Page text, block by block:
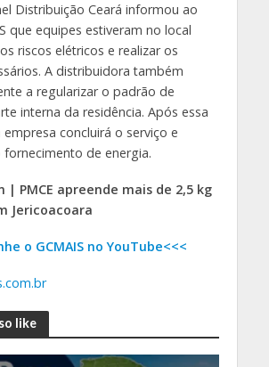
Distribuição Ceará informou ao
que equipes estiveram no local
riscos elétricos e realizar os
A distribuidora também
a regularizar o padrão de
interna da residência. Após essa
concluirá o serviço e
de energia.
| PMCE apreende mais de 2,5 kg
Jericoacoara
o GCMAIS no YouTube<<<
like